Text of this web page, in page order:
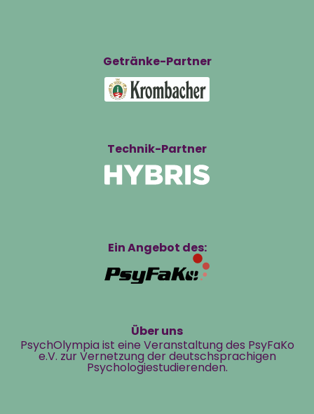
Getränke-Partner
Technik-Partner
Ein Angebot des:
Über uns
PsychOlympia ist eine Veranstaltung des PsyFaKo
e.V. zur Vernetzung der deutschsprachigen
Psychologiestudierenden.